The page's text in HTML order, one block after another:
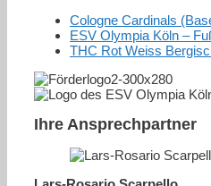
Cologne Cardinals
ESV Olympia Köln –
THC Rot Weiss
Ihre Ansprechpartner